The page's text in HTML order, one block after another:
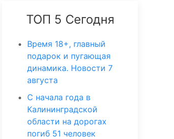
ТОП 5 Сегодня
Время 18+, главный
подарок и пугающая
динамика. Новости 7
августа
С начала года в
Калининградской
области на дорогах
погиб 51 человек